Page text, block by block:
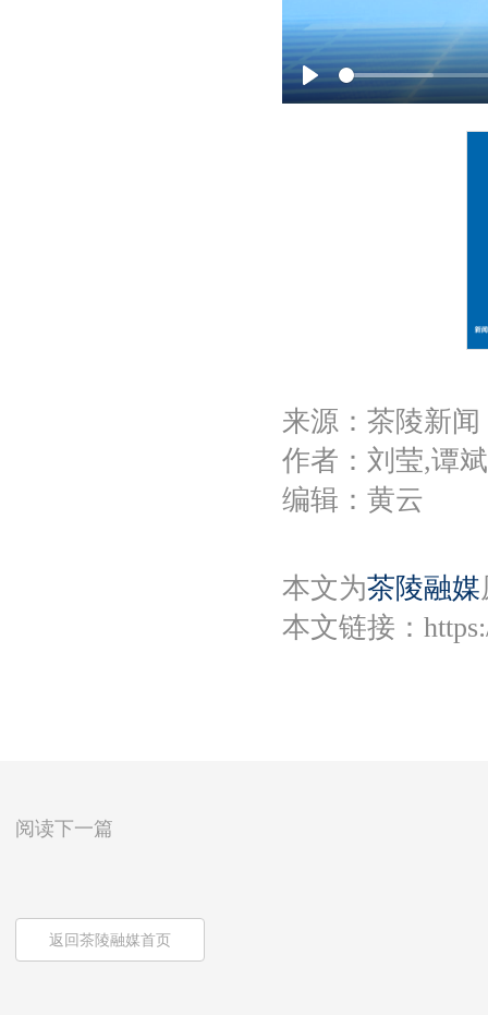
P
来源：茶陵新闻
作者：刘莹,谭
编辑：黄云
本文为茶陵融媒
本文链接：
阅读下一篇
返回茶陵融媒首页